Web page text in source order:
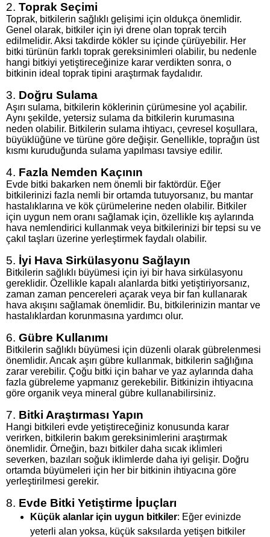
2. Toprak Seçimi
Toprak, bitkilerin sağlıklı gelişimi için oldukça önemlidir.
Genel olarak, bitkiler için iyi drene olan toprak tercih
edilmelidir. Aksi takdirde kökler su içinde çürüyebilir. Her
bitki türünün farklı toprak gereksinimleri olabilir, bu nedenle
hangi bitkiyi yetiştireceğinize karar verdikten sonra, o
bitkinin ideal toprak tipini araştırmak faydalıdır.
3. Doğru Sulama
Aşırı sulama, bitkilerin köklerinin çürümesine yol açabilir.
Aynı şekilde, yetersiz sulama da bitkilerin kurumasına
neden olabilir. Bitkilerin sulama ihtiyacı, çevresel koşullara,
büyüklüğüne ve türüne göre değişir. Genellikle, toprağın üst
kısmı kuruduğunda sulama yapılması tavsiye edilir.
4. Fazla Nemden Kaçının
Evde bitki bakarken nem önemli bir faktördür. Eğer
bitkilerinizi fazla nemli bir ortamda tutuyorsanız, bu mantar
hastalıklarına ve kök çürümelerine neden olabilir. Bitkiler
için uygun nem oranı sağlamak için, özellikle kış aylarında
hava nemlendirici kullanmak veya bitkilerinizi bir tepsi su ve
çakıl taşları üzerine yerleştirmek faydalı olabilir.
5. İyi Hava Sirkülasyonu Sağlayın
Bitkilerin sağlıklı büyümesi için iyi bir hava sirkülasyonu
gereklidir. Özellikle kapalı alanlarda bitki yetiştiriyorsanız,
zaman zaman pencereleri açarak veya bir fan kullanarak
hava akışını sağlamak önemlidir. Bu, bitkilerinizin mantar ve
hastalıklardan korunmasına yardımcı olur.
6. Gübre Kullanımı
Bitkilerin sağlıklı büyümesi için düzenli olarak gübrelenmesi
önemlidir. Ancak aşırı gübre kullanmak, bitkilerin sağlığına
zarar verebilir. Çoğu bitki için bahar ve yaz aylarında daha
fazla gübreleme yapmanız gerekebilir. Bitkinizin ihtiyacına
göre organik veya mineral gübre kullanabilirsiniz.
7. Bitki Araştırması Yapın
Hangi bitkileri evde yetiştireceğiniz konusunda karar
verirken, bitkilerin bakım gereksinimlerini araştırmak
önemlidir. Örneğin, bazı bitkiler daha sıcak iklimleri
severken, bazıları soğuk iklimlerde daha iyi gelişir. Doğru
ortamda büyümeleri için her bir bitkinin ihtiyacına göre
yerleştirilmesi gerekir.
8. Evde Bitki Yetiştirme İpuçları
Küçük alanlar için uygun bitkiler: Eğer evinizde
yeterli alan yoksa, küçük saksılarda yetişen bitkiler